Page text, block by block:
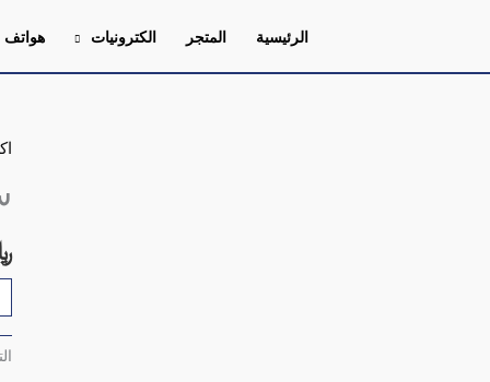
الرئيسية المتجر الكترونيات هواتف